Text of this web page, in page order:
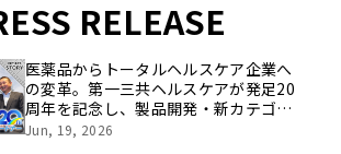
RELEASE
医薬品からトータルヘルスケア企業へ
の変革。第一三共ヘルスケアが発足20
周年を記念し、製品開発・新カテゴリ
挑戦の舞台や旧社統合時のエピソード
Jun, 19, 2026